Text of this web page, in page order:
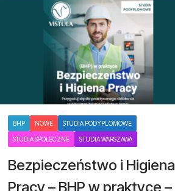
BHP NOWE STUDIA PODYPLOMOWE
STUDIA SPOŁECZNE STUDIA WARSZAWA
Bezpieczeństwo i Higiena
Pracy – BHP w praktyce –